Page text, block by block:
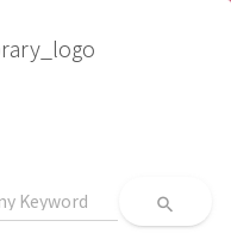
search